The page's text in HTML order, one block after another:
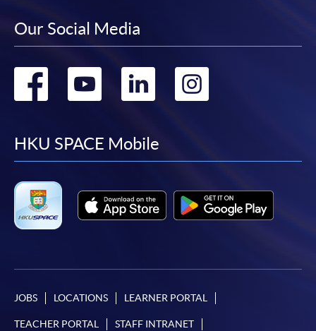
Our Social Media
Go
facebook
Go
youtube
Go
linkedin
HKU SPACE Mobile
JOBS LOCATIONS LEARNER PORTAL
TEACHER PORTAL STAFF INTRANET